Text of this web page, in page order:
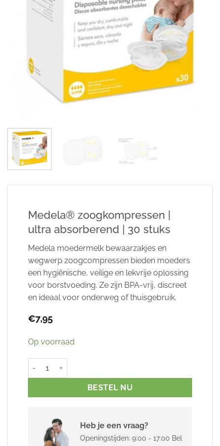
Medela® zoogkompressen |
ultra absorberend | 30 stuks
Medela moedermelk bewaarzakjes en
wegwerp zoogcompressen bieden moeders
een hygiënische, veilige en lekvrije oplossing
voor borstvoeding. Ze zijn BPA-vrij, discreet
en ideaal voor onderweg of thuisgebruik.
€7,95
Op voorraad
BESTEL NU
Heb je een vraag?
Openingstijden: 9:00 - 17:00 Bel